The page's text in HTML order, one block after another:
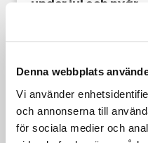
Denna webbplats
Vi använder
och annonserna till
för sociala medier och
under jul och nyår